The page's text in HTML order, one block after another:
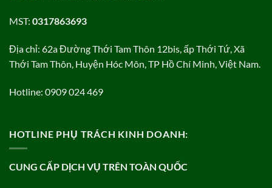
MST: 0317863693
Địa chỉ: 62a Đường Thới Tam Thôn 12bis, ấp Thới Tứ, Xã
Thới Tam Thôn, Huyện Hóc Môn, TP Hồ Chí Minh, Việt Nam.
Hotline: 0909 024 469
HOTLINE PHỤ TRÁCH KINH DOANH:
CUNG CẤP DỊCH VỤ TRÊN TOÀN QUỐC